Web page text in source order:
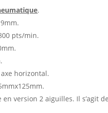
.
pts/min.
horizontal.
version 2 aiguilles. Il s’agit